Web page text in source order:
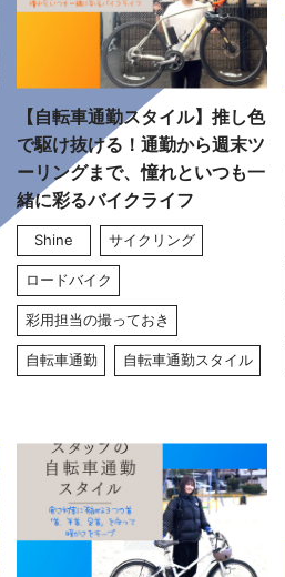
【自転車通勤スタイル】推し色
で駆け抜ける！通勤から週末ツ
ーリングまで、憧れといつも一
緒に彩るバイクライフ
Shine サイクリング
ロードバイク
彩用担当の撮っておき
自転車通勤 自転車通勤スタイル